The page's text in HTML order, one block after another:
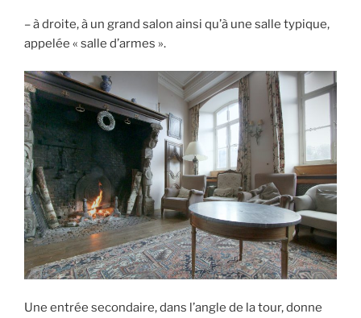
– à droite, à un grand salon ainsi qu’à une salle typique,
appelée « salle d’armes ».
Une entrée secondaire, dans l’angle de la tour, donne